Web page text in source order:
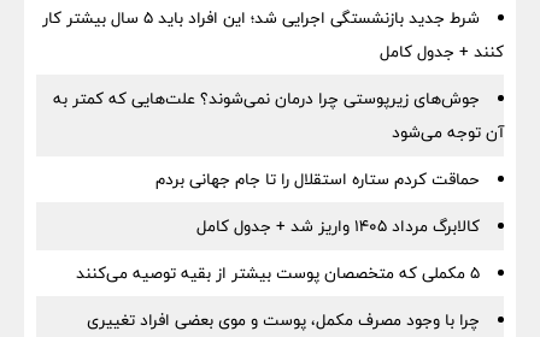
شرط جدید بازنشستگی اجرایی شد؛ این افراد باید ۵ سال بیشتر کار
کنند + جدول کامل
جوش‌های زیرپوستی چرا درمان نمی‌شوند؟ علت‌هایی که کمتر به
آن توجه می‌شود
حماقت کردم ستاره استقلال را تا جام جهانی بردم
کالابرگ مرداد ۱۴۰۵ واریز شد + جدول کامل
۵ مکملی که متخصصان پوست بیشتر از بقیه توصیه می‌کنند
چرا با وجود مصرف مکمل، پوست و موی بعضی افراد تغییری